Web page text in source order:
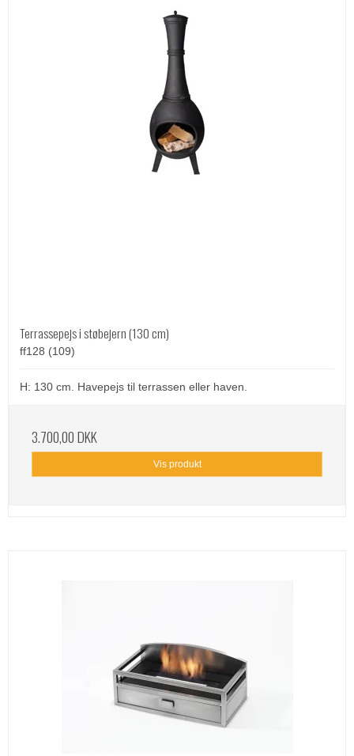
Terrassepejs i støbejern (130 cm)
ff128 (109)
H: 130 cm. Havepejs til terrassen eller haven.
3.700,00 DKK
Vis produkt